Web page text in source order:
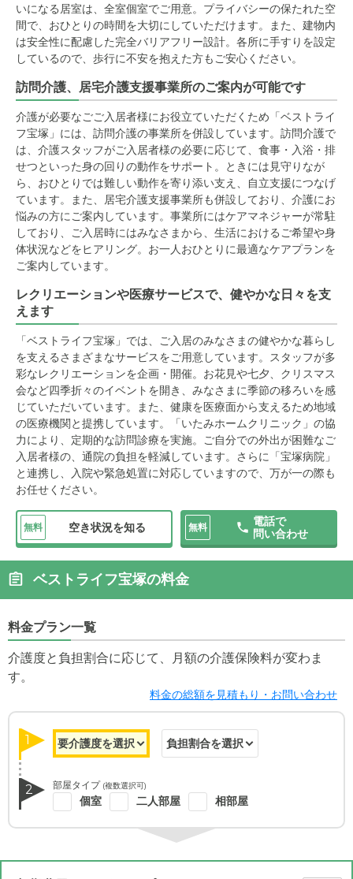
いになる居室は、全室個室でご用意。プライバシーの保たれた空
間で、おひとりの時間を大切にしていただけます。また、建物内
は安全性に配慮した完全バリアフリー設計。各所に手すりを設定
しているので、歩行に不安を抱えた方もご安心ください。
訪問介護、居宅介護支援事業所のご案内が可能です
介護が必要なごご入居者様にお役立ていただくため「ベストライ
フ宝塚」には、訪問介護の事業所を併設しています。訪問介護で
は、介護スタッフがご入居者様の必要に応じて、食事・入浴・排
せつといった身の回りの動作をサポート。ときには見守りなが
ら、おひとりでは難しい動作を寄り添い支え、自立支援につなげ
ています。また、居宅介護支援事業所も併設しており、介護にお
悩みの方にご案内しています。事業所にはケアマネジャーが常駐
しており、ご入居時にはみなさまから、生活におけるご希望や身
体状況などをヒアリング。お一人おひとりに最適なケアプランを
ご案内しています。
レクリエーションや医療サービスで、健やかな日々を支
えます
「ベストライフ宝塚」では、ご入居のみなさまの健やかな暮らし
を支えるさまざまなサービスをご用意しています。スタッフが多
彩なレクリエーションを企画・開催。お花見や七夕、クリスマス
会など四季折々のイベントを開き、みなさまに季節の移ろいを感
じていただいています。また、健康を医療面から支えるため地域
の医療機関と提携しています。「いたみホームクリニック」の協
力により、定期的な訪問診療を実施。ご自分での外出が困難なご
入居者様の、通院の負担を軽減しています。さらに「宝塚病院」
と連携し、入院や緊急処置に対応していますので、万が一の際も
お任せください。
無料 空き状況を知る 無料
電話で
問い合わせ
ベストライフ宝塚の料金
料金プラン一覧
介護度と負担割合に応じて、月額の介護保険料が変わま
す。
料金の総額を見積もり・お問い合わせ
1
2 部屋タイプ (複数選択可)
個室 二人部屋 相部屋